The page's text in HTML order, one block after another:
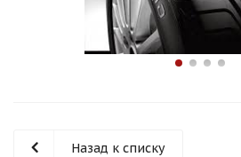
Назад к списку